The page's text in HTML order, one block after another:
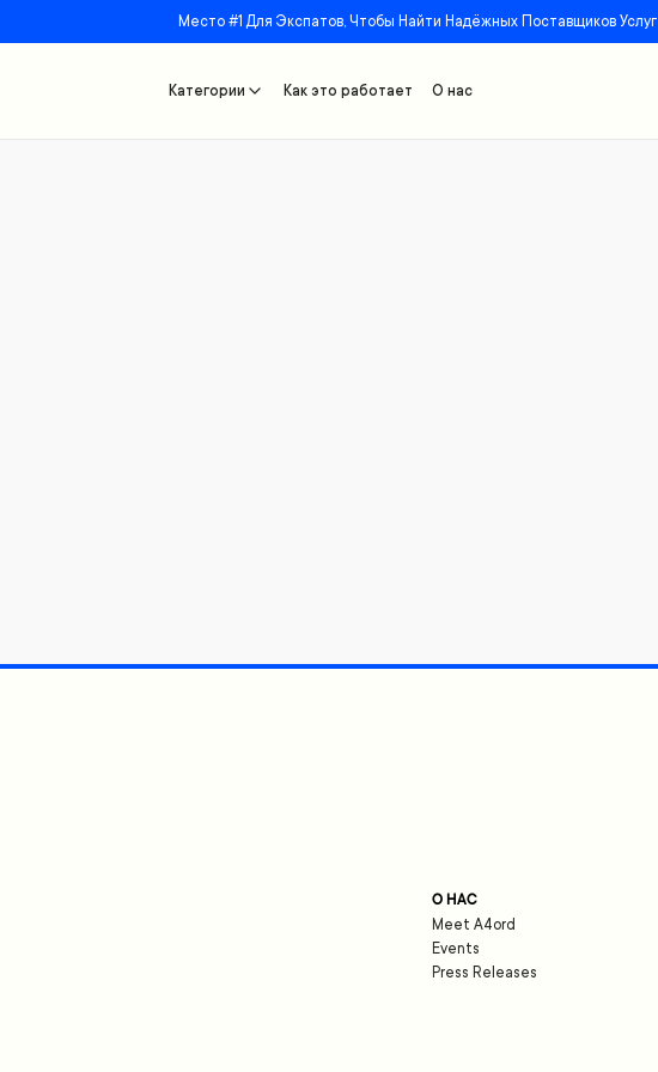
Место #1 Для Экспатов, Чтобы Найти Надёжных Поставщиков Услуг
Категории Как это работает О нас
О НАС
Meet A4ord
Events
Press Releases